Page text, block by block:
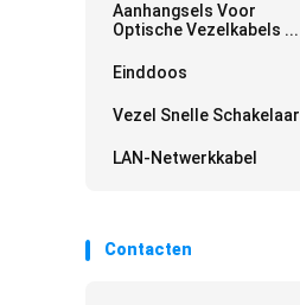
Aanhangsels Voor
Optische Vezelkabels ...
Einddoos
Vezel Snelle Schakelaar
LAN-Netwerkkabel
Contacten